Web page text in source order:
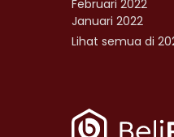
Februari 2022
Januari 2022
Lihat semua di